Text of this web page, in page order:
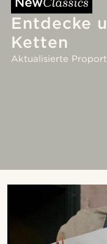
Entdecke
Ketten
Aktualisierte